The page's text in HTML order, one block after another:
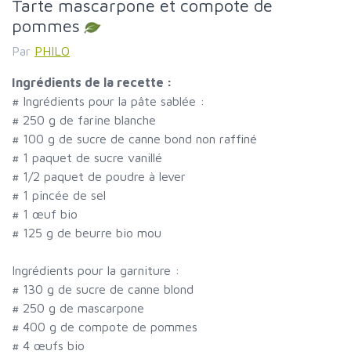
Tarte mascarpone et compote de
pommes
Par PHILO
Ingrédients de la recette :
# Ingrédients pour la pâte sablée :
# 250 g de farine blanche
# 100 g de sucre de canne bond non raffiné
# 1 paquet de sucre vanillé
# 1/2 paquet de poudre à lever
# 1 pincée de sel
# 1 œuf bio
# 125 g de beurre bio mou
Ingrédients pour la garniture :
# 130 g de sucre de canne blond
# 250 g de mascarpone
# 400 g de compote de pommes
# 4 œufs bio